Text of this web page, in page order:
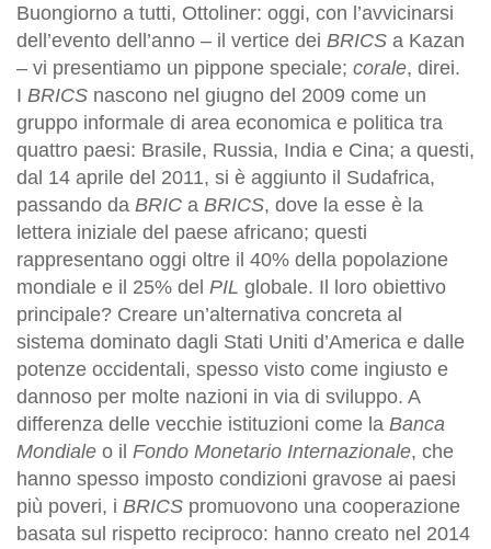
Buongiorno a tutti, Ottoliner: oggi, con l’avvicinarsi
dell’evento dell’anno – il vertice dei BRICS a Kazan
– vi presentiamo un pippone speciale; corale, direi.
I BRICS nascono nel giugno del 2009 come un
gruppo informale di area economica e politica tra
quattro paesi: Brasile, Russia, India e Cina; a questi,
dal 14 aprile del 2011, si è aggiunto il Sudafrica,
passando da BRIC a BRICS, dove la esse è la
lettera iniziale del paese africano; questi
rappresentano oggi oltre il 40% della popolazione
mondiale e il 25% del PIL globale. Il loro obiettivo
principale? Creare un’alternativa concreta al
sistema dominato dagli Stati Uniti d’America e dalle
potenze occidentali, spesso visto come ingiusto e
dannoso per molte nazioni in via di sviluppo. A
differenza delle vecchie istituzioni come la Banca
Mondiale o il Fondo Monetario Internazionale, che
hanno spesso imposto condizioni gravose ai paesi
più poveri, i BRICS promuovono una cooperazione
basata sul rispetto reciproco: hanno creato nel 2014